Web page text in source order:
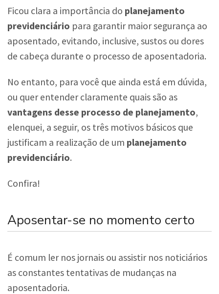
Ficou clara a importância do planejamento
previdenciário para garantir maior segurança ao
aposentado, evitando, inclusive, sustos ou dores
de cabeça durante o processo de aposentadoria.
No entanto, para você que ainda está em dúvida,
ou quer entender claramente quais são as
vantagens desse processo de planejamento,
elenquei, a seguir, os três motivos básicos que
justificam a realização de um planejamento
previdenciário.
Confira!
Aposentar-se no momento certo
É comum ler nos jornais ou assistir nos noticiários
as constantes tentativas de mudanças na
aposentadoria.